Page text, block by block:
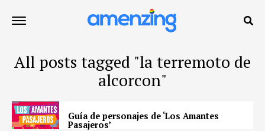
All posts tagged "la terremoto de
alcorcon"
Guía de personajes de ‘Los Amantes
Pasajeros’